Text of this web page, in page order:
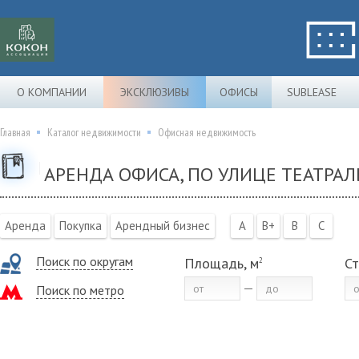
О КОМПАНИИ ЭКСКЛЮЗИВЫ ОФИСЫ SUBLEASE
Главная Каталог недвижимости Офисная недвижимость
АРЕНДА ОФИСА, ПО УЛИЦЕ
Аренда Покупка Арендный бизнес A B+ B C
Поиск по округам
Поиск по метро
Площадь, м2